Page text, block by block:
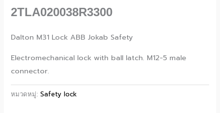
2TLA020038R3300
Dalton M31 Lock ABB Jokab Safety
Electromechanical lock with ball latch. M12-5 male
connector.
หมวดหมู่:Safety lock